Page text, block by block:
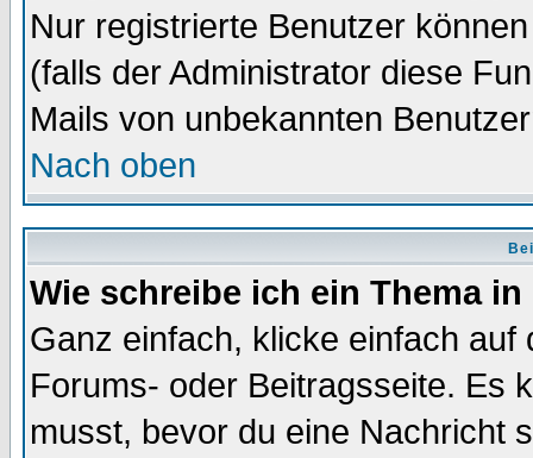
Nur registrierte Benutzer
(falls der Administrator diese
Mails von unbekannten
Nach oben
Wie schreibe ich ein Thema
Ganz einfach, klicke einfach
Forums- oder Beitragsseite. Es
musst, bevor du eine Nachricht